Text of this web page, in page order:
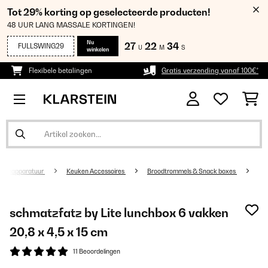
Tot 29% korting op geselecteerde producten!
48 UUR LANG MASSALE KORTINGEN!
FULLSWING29
Nu
winkelen
27 U 22 M 33 S
Flexibele betalingen Gratis verzending vanaf 100€*
Keuken Accessoires Broodtrommels & Snack boxes
schmatzfatz by Lite lunchbox 6 vakken
20,8 x 4,5 x 15 cm
11 Beoordelingen